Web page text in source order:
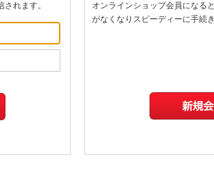
れます。
オンラインショップ会員になる
がなくなりスピーディーに手続